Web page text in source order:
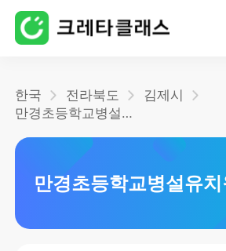
블로그
한국 전라북도
김제시
만경초등학교병설유치원
만경초등학교병설유치